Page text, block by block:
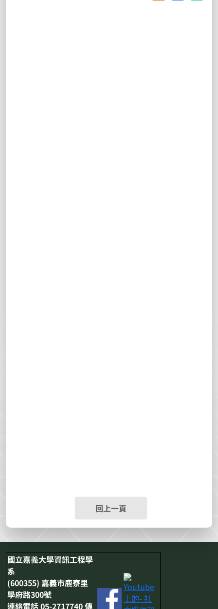
回上一頁
國立嘉義大學資訊工程學
系
(600355) 嘉義市鹿寮里
學府路300號
連絡電話 05-2717740 傳